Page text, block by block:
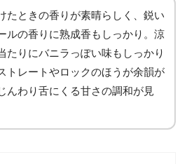
たときの香りが素晴らしく、鋭い
ルの香りに熟成香もしっかり。涼
たりにバニラっぽい味もしっかり
トレートやロックのほうが余韻が
んわり舌にくる甘さの調和が見